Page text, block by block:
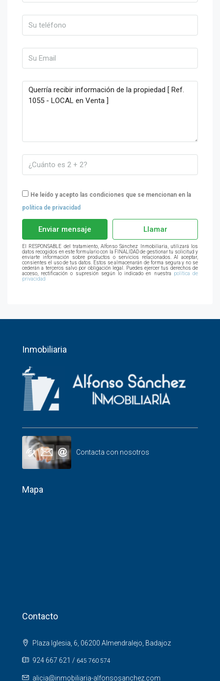
He leído y acepto las condiciones que se mencionan en la
política de privacidad
Enviar mensaje Llamar
El RESPONSABLE del tratamiento, Alfonso Sánchez Inmobiliaria, utilizará los
datos recogidos en este formulario con la FINALIDAD de gestionar tu solicitud y
enviarte información sobre productos o servicios relacionados. Al aceptar,
consientes el uso de tus datos. Estos se almacenarán de forma segura y no se
cederán a terceros salvo por obligación legal. Puedes ejercer tus derechos de
acceso, rectificación o supresión según lo indicado en nuestra
política de
privacidad
Inmobiliaria
Contacta con nosotros
Mapa
Contacto
Plaza Iglesia, 6, 06200 Almendralejo, Badajoz
924 667 621 / 645 760 574
alicia@inmobiliaria-alfonsosanchez.com